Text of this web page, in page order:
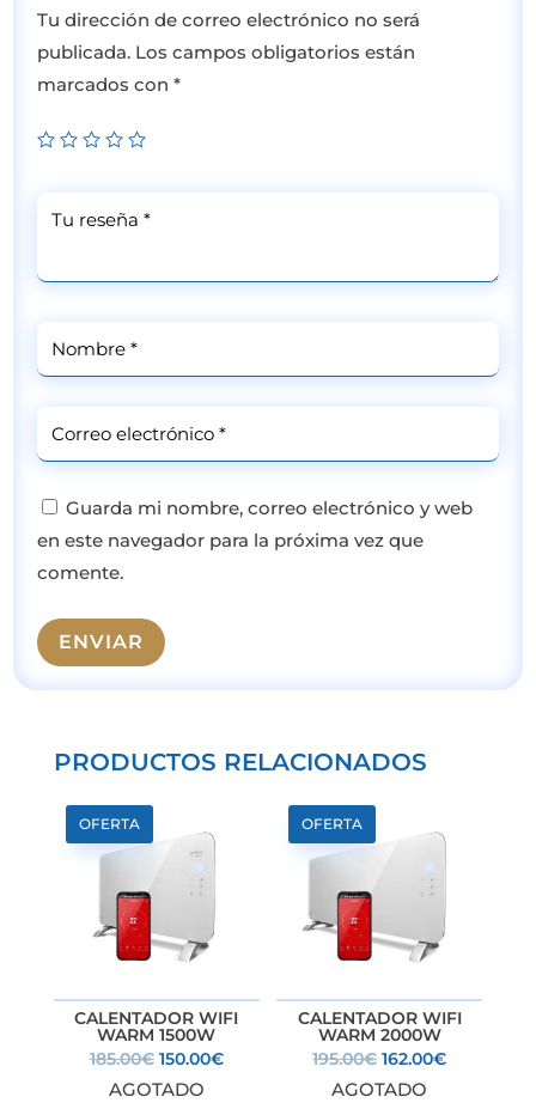
Tu dirección de correo electrónico no será
publicada. Los campos obligatorios están
marcados con*
Guarda mi nombre, correo electrónico y web
en este navegador para la próxima vez que
comente.
ENVIAR
PRODUCTOS RELACIONADOS
OFERTA
CALENTADOR WIFI
WARM 1500W
185.00€ El
precio
150.00€El
AGOTADO
OFERTA
CALENTADOR WIFI
WARM 2000W
195.00€ El
precio
162.00€El
AGOTADO